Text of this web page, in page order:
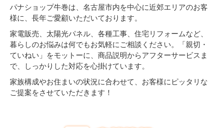
パナショップ牛巻は、名古屋市内を中心に近郊エリアのお客
様に、長年ご愛顧いただいております。
家電販売、太陽光パネル、各種工事、住宅リフォームなど、
暮らしのお悩みは何でもお気軽にご相談ください。「親切・
ていねい」をモットーに、商品説明からアフターサービスま
で、しっかりした対応を心掛けています。
家族構成やお住まいの状況に合わせて、お客様にピッタリな
ご提案をさせていただきます！